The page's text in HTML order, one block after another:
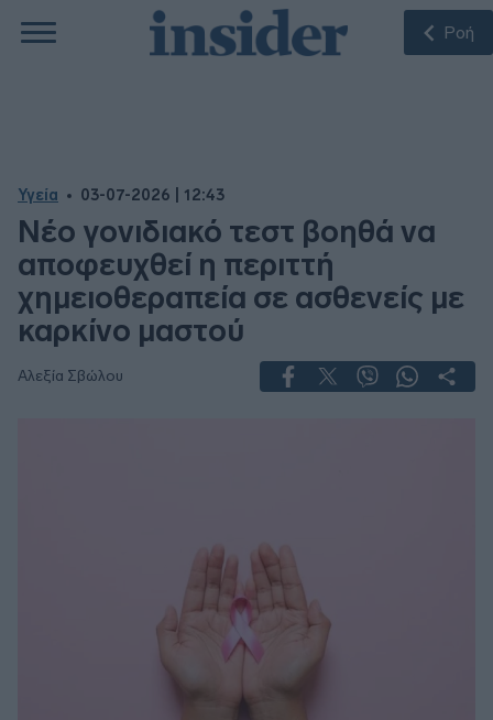
Ροή
Υγεία 03-07-2026 | 12:43
Νέο γονιδιακό τεστ βοηθά να
αποφευχθεί η περιττή
χημειοθεραπεία σε ασθενείς με
καρκίνο μαστού
Αλεξία Σβώλου